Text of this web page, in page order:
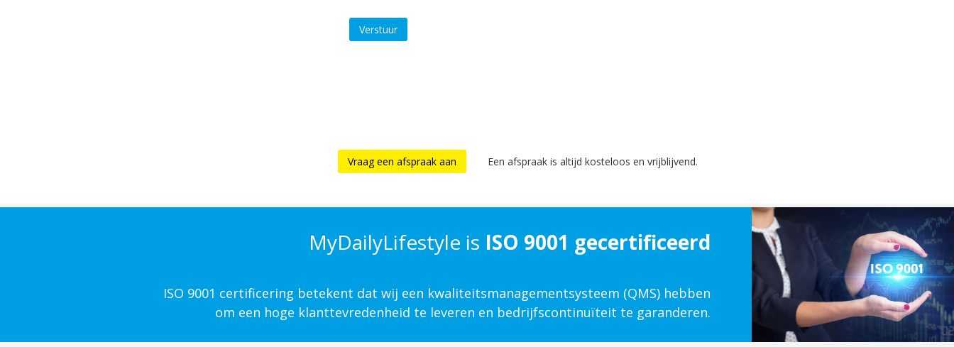
Verstuur
Vraag een afspraak aan Een afspraak is altijd kosteloos en vrijblijvend.
MyDailyLifestyle is ISO 9001 gecertificeerd
ISO 9001 certificering betekent dat wij een kwaliteits­management­systeem (QMS) hebben
om een hoge klanttevredenheid te leveren en bedrijfscontinuïteit te garanderen.